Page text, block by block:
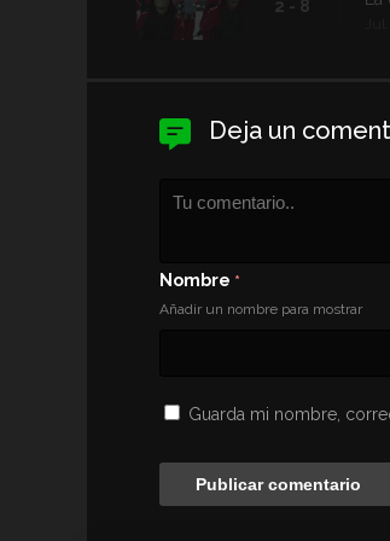
2 - 8
Deja un
Nombre *
Añadir un nombre para mostrar
Guarda mi nombre,